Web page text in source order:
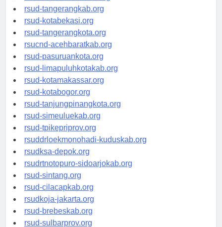
universitasindonesia.org
rsud-tangerangkab.org
rsud-kotabekasi.org
rsud-tangerangkota.org
rsucnd-acehbaratkab.org
rsud-pasuruankota.org
rsud-limapuluhkotakab.org
rsud-kotamakassar.org
rsud-kotabogor.org
rsud-tanjungpinangkota.org
rsud-simeuluekab.org
rsud-tpikepriprov.org
rsuddrloekmonohadi-kuduskab.org
rsudksa-depok.org
rsudrtnotopuro-sidoarjokab.org
rsud-sintang.org
rsud-cilacapkab.org
rsudkoja-jakarta.org
rsud-brebeskab.org